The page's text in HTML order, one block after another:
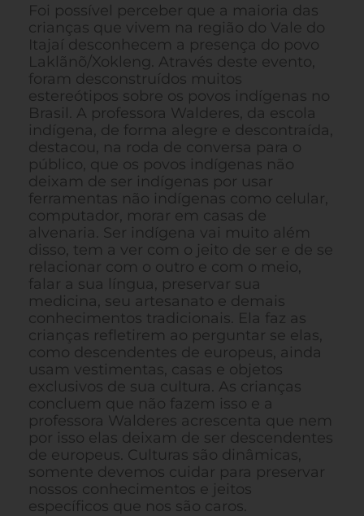
Foi possível perceber que a maioria das
crianças que vivem na região do Vale do
Itajaí desconhecem a presença do povo
Laklãnõ/Xokleng. Através deste evento,
foram desconstruídos muitos
estereótipos sobre os povos indígenas no
Brasil. A professora Walderes, da escola
indígena, de forma alegre e descontraída,
destacou, na roda de conversa para o
público, que os povos indígenas não
deixam de ser indígenas por usar
ferramentas não indígenas como celular,
computador, morar em casas de
alvenaria. Ser indígena vai muito além
disso, tem a ver com o jeito de ser e de se
relacionar com o outro e com o meio,
falar a sua língua, preservar sua
medicina, seu artesanato e demais
conhecimentos tradicionais. Ela faz as
crianças refletirem ao perguntar se elas,
como descendentes de europeus, ainda
usam vestimentas, casas e objetos
exclusivos de sua cultura. As crianças
concluem que não fazem isso e a
professora Walderes acrescenta que nem
por isso elas deixam de ser descendentes
de europeus. Culturas são dinâmicas,
somente devemos cuidar para preservar
nossos conhecimentos e jeitos
específicos que nos são caros.